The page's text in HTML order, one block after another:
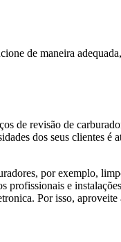
de maneira
de revisão de
dos seus clientes
por exemplo,
e
Por isso, aproveite